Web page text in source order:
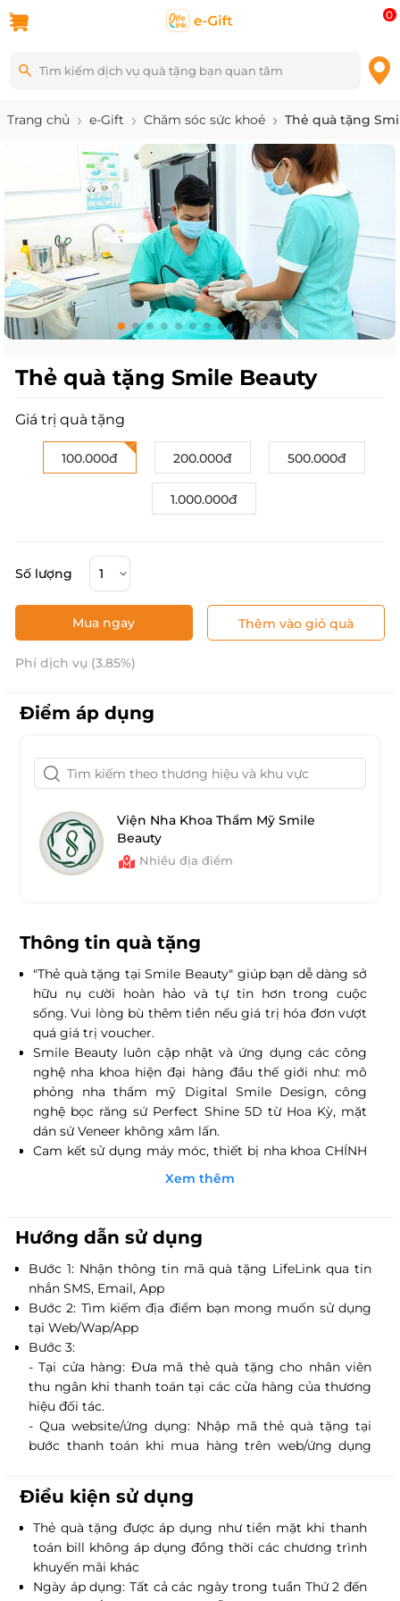
0
Trang chủ e-Gift Chăm sóc sức khoẻ Thẻ quà tặng
Thẻ quà tặng Smile Beauty
Giá trị quà tặng
100.000đ 200.000đ 500.000đ
1.000.000đ
Số lượng
Mua ngay Thêm vào giỏ quà
Phí dịch vụ (3.85%)
Thông tin quà tặng
"Thẻ quà tặng tại Smile Beauty" giúp bạn dễ dàng sở
hữu nụ cười hoàn hảo và tự tin hơn trong cuộc
sống.Vui lòng bù thêm tiền nếu giá trị hóa đơn vượt
quá giá trị voucher.
Smile Beauty luôn cập nhật và ứng dụng các công
nghệ nha khoa hiện đại hàng đầu thế giới như: mô
phỏng nha thẩm mỹ Digital Smile Design, công
nghệ bọc răng sứ Perfect Shine 5D từ Hoa Kỳ, mặt
dán sứ Veneer không xâm lấn.
Cam kết sử dụng máy móc, thiết bị nha khoa CHÍNH
HÃNG từ các nhà cung cấp uy tín tại Mỹ và châu Âu
Shine 5D từ Hoa Kỳ… đảm bảo sự an toàn, bền vững
và tinh tế cao trong thẩm mỹ nha khoa.
Với cách bài trí tinh tế, hiện đại, ấm áp như spa. Hành
trình trải nghiệm dịch vụ của khách hàng như được
trở về với chính ngôi nhà thân thương của mình, an
nhiên, thư thái.
Xem thêm
Điểm áp dụng
Viện Nha Khoa Thẩm Mỹ Smile
Beauty
Nhiều địa điểm
Hướng dẫn sử dụng
Bước 1: Nhận thông tin mã quà tặng LifeLink qua tin
nhắn SMS, Email, App
Bước 2: Tìm kiếm địa điểm bạn mong muốn sử dụng
tại Web/Wap/App
Bước 3:
- Tại cửa hàng: Đưa mã thẻ quà tặng cho nhân viên
thu ngân khi thanh toán tại các cửa hàng của thương
hiệu đối tác.
- Qua website/ứng dụng: Nhập mã thẻ quà tặng tại
bước thanh toán khi mua hàng trên web/ứng dụng
Điều kiện sử dụng
Thẻ quà tặng được áp dụng như tiền mặt khi thanh
toán bill không áp dụng đồng thời các chương trình
khuyến mãi khác
Ngày áp dụng: Tất cả các ngày trong tuần Thứ 2 đến